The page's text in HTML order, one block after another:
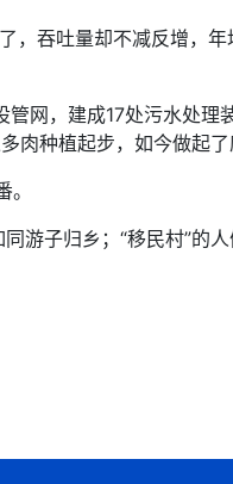
吞吐量却不减反增，
，建成17处污水处理装
肉种植起步，如今做起
子归乡；“移民村”的人